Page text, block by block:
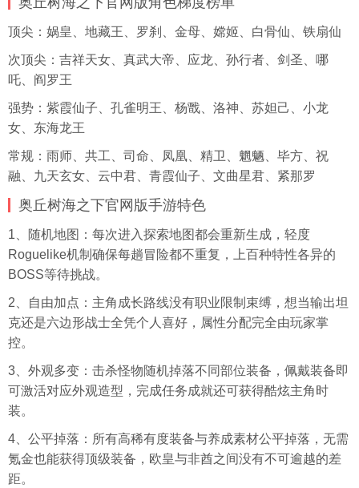
顶尖：娲皇、地藏王、罗刹、金母、嫦姬、白骨仙、铁扇仙
次顶尖：吉祥天女、真武大帝、应龙、孙行者、剑圣、哪
吒、阎罗王
强势：紫霞仙子、孔雀明王、杨戬、洛神、苏妲己、小龙
女、东海龙王
常规：雨师、共工、司命、凤凰、精卫、魍魉、毕方、祝
融、九天玄女、云中君、青霞仙子、文曲星君、紧那罗
奥丘树海之下官网版手游特色
1、随机地图：每次进入探索地图都会重新生成，轻度
Roguelike机制确保每趟冒险都不重复，上百种特性各异的
BOSS等待挑战。
2、自由加点：主角成长路线没有职业限制束缚，想当输出坦
克还是六边形战士全凭个人喜好，属性分配完全由玩家掌
控。
3、外观多变：击杀怪物随机掉落不同部位装备，佩戴装备即
可激活对应外观造型，完成任务成就还可获得酷炫主角时
装。
4、公平掉落：所有高稀有度装备与养成素材公平掉落，无需
氪金也能获得顶级装备，欧皇与非酋之间没有不可逾越的差
距。